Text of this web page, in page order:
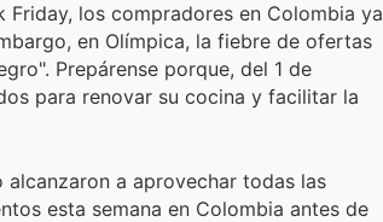
los compradores en Colombia ya
en Olímpica, la fiebre de ofertas
Prepárense porque, del 1 de
para renovar su cocina y facilitar la
a aprovechar todas las
esta semana en Colombia antes de